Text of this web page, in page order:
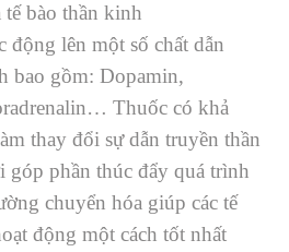
tế bào thần kinh
động lên một số chất dẫn
bao gồm: Dopamin,
Thuốc có khả
thay đổi sự dẫn truyền thần
phần thúc đẩy quá trình
chuyển hóa giúp các tế
động một cách tốt nhất